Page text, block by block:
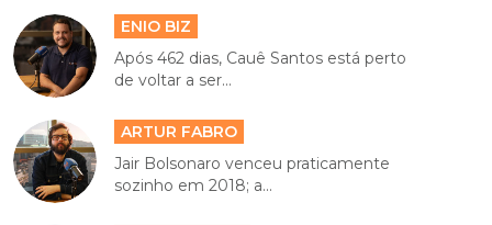
ENIO BIZ
Após 462 dias, Cauê Santos está perto
de voltar a ser...
ARTUR FABRO
Jair Bolsonaro venceu praticamente
sozinho em 2018; a...